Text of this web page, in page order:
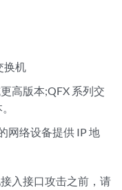
换机
高版本;QFX 系列交
网络设备提供 IP 地
入接口攻击之前，请